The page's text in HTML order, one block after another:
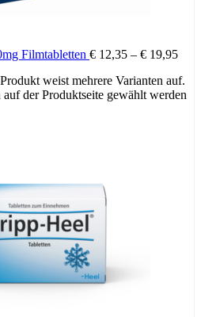
Filmtabletten € 12,35 – € 19,95
weist mehrere Varianten auf.
der Produktseite gewählt werden